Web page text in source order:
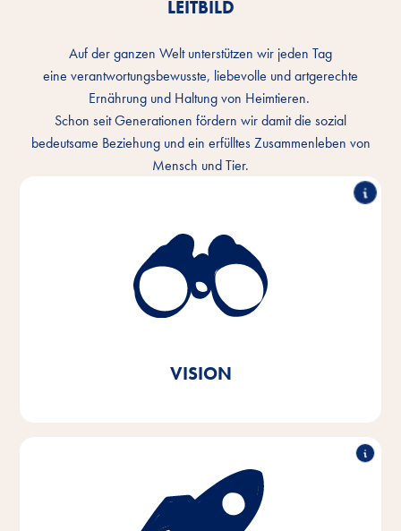
LEITBILD
Auf der ganzen Welt unterstützen wir jeden Tag
eine verantwortungsbewusste, liebevolle und artgerechte
Ernährung und Haltung von Heimtieren.
Schon seit Generationen fördern wir damit die sozial
bedeutsame Beziehung und ein erfülltes Zusammenleben von
Mensch und Tier.
VISION
Tier und wollen das Miteinander jeden Tag besser
machen. In jedem Tier-Zuhause und überall auf der
Welt.
Vitakraft. Aus Liebe.
Mit Passion und Empathie für die Bedürfnisse der
Heimtiere und ihrer Halter entwickeln, produzieren